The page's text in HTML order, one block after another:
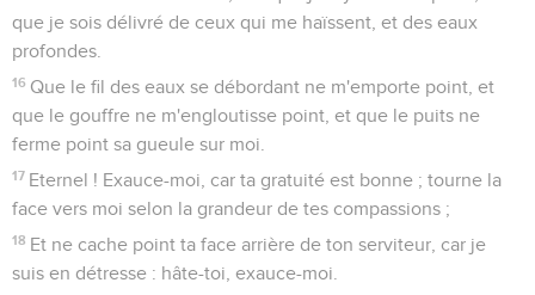
que je sois délivré de ceux qui me haïssent, et des eaux
profondes.
16 Que le fil des eaux se débordant ne m'emporte point, et
que le gouffre ne m'engloutisse point, et que le puits ne
ferme point sa gueule sur moi.
17 Eternel ! Exauce-moi, car ta gratuité est bonne ; tourne la
face vers moi selon la grandeur de tes compassions ;
18 Et ne cache point ta face arrière de ton serviteur, car je
suis en détresse : hâte-toi, exauce-moi.